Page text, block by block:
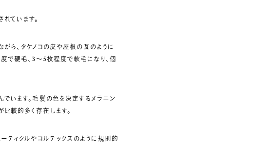
れています。
ら、タケノコの皮や屋根の瓦のように
で硬毛、3～5枚程度で軟毛になり、個
でいます。毛髪の色を決定するメラニン
較的多く存在します。
ティクルやコルテックスのように規則的